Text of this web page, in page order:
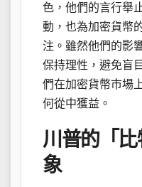
色，他們的言行舉
動，也為加密貨幣
注。雖然他們的影
保持理性，避免盲
們在加密貨幣市場
何從中獲益。
川普的「
象